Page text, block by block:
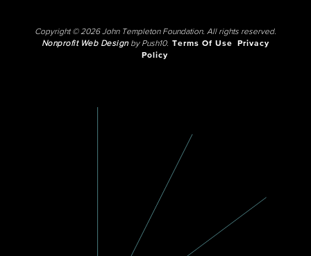
Copyright © 2026 John Templeton Foundation. All rights reserved.
Nonprofit Web Designby Push10. Terms Of Use
Privacy
Policy